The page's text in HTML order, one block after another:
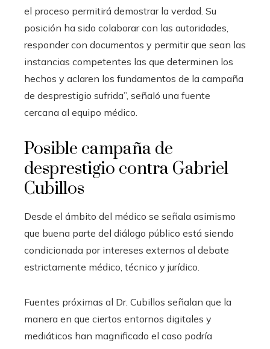
el proceso permitirá demostrar la verdad. Su
posición ha sido colaborar con las autoridades,
responder con documentos y permitir que sean las
instancias competentes las que determinen los
hechos y aclaren los fundamentos de la campaña
de desprestigio sufrida”, señaló una fuente
cercana al equipo médico.
Posible campaña de
desprestigio contra Gabriel
Cubillos
Desde el ámbito del médico se señala asimismo
que buena parte del diálogo público está siendo
condicionada por intereses externos al debate
estrictamente médico, técnico y jurídico.
Fuentes próximas al Dr. Cubillos señalan que la
manera en que ciertos entornos digitales y
mediáticos han magnificado el caso podría